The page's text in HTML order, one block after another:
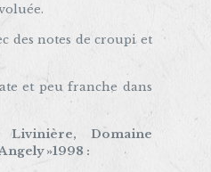
des notes de croupi et
et peu franche dans
Domaine
»1998 :